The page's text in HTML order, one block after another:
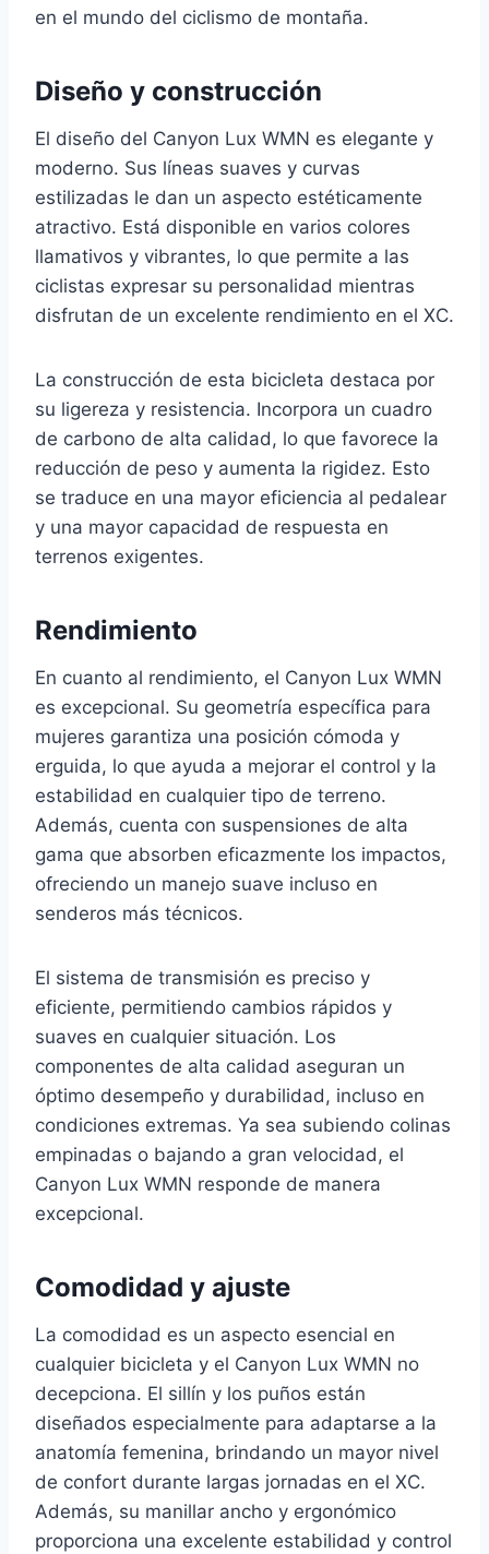
en el mundo del ciclismo de montaña.
Diseño y construcción
El diseño del Canyon Lux WMN es elegante y
moderno. Sus líneas suaves y curvas
estilizadas le dan un aspecto estéticamente
atractivo. Está disponible en varios colores
llamativos y vibrantes, lo que permite a las
ciclistas expresar su personalidad mientras
disfrutan de un excelente rendimiento en el XC.
La construcción de esta bicicleta destaca por
su ligereza y resistencia. Incorpora un cuadro
de carbono de alta calidad, lo que favorece la
reducción de peso y aumenta la rigidez. Esto
se traduce en una mayor eficiencia al pedalear
y una mayor capacidad de respuesta en
terrenos exigentes.
Rendimiento
En cuanto al rendimiento, el Canyon Lux WMN
es excepcional. Su geometría específica para
mujeres garantiza una posición cómoda y
erguida, lo que ayuda a mejorar el control y la
estabilidad en cualquier tipo de terreno.
Además, cuenta con suspensiones de alta
gama que absorben eficazmente los impactos,
ofreciendo un manejo suave incluso en
senderos más técnicos.
El sistema de transmisión es preciso y
eficiente, permitiendo cambios rápidos y
suaves en cualquier situación. Los
componentes de alta calidad aseguran un
óptimo desempeño y durabilidad, incluso en
condiciones extremas. Ya sea subiendo colinas
empinadas o bajando a gran velocidad, el
Canyon Lux WMN responde de manera
excepcional.
Comodidad y ajuste
La comodidad es un aspecto esencial en
cualquier bicicleta y el Canyon Lux WMN no
decepciona. El sillín y los puños están
diseñados especialmente para adaptarse a la
anatomía femenina, brindando un mayor nivel
de confort durante largas jornadas en el XC.
Además, su manillar ancho y ergonómico
proporciona una excelente estabilidad y control